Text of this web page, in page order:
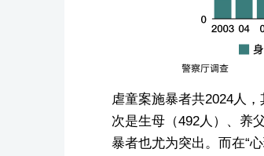
虐童案施暴者共2024人
次是生母（492人）、养
暴者也尤为突出。而在“